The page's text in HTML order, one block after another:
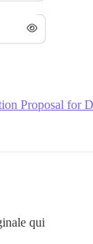
Proposal for
qui